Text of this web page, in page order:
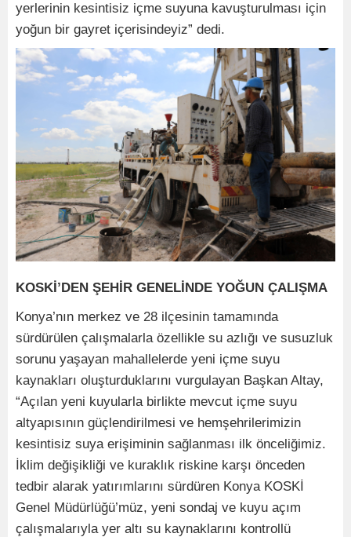
yerlerinin kesintisiz içme suyuna kavuşturulması için
yoğun bir gayret içerisindeyiz” dedi.
KOSKİ’DEN ŞEHİR GENELİNDE YOĞUN ÇALIŞMA
Konya’nın merkez ve 28 ilçesinin tamamında
sürdürülen çalışmalarla özellikle su azlığı ve susuzluk
sorunu yaşayan mahallelerde yeni içme suyu
kaynakları oluşturduklarını vurgulayan Başkan Altay,
“Açılan yeni kuyularla birlikte mevcut içme suyu
altyapısının güçlendirilmesi ve hemşehrilerimizin
kesintisiz suya erişiminin sağlanması ilk önceliğimiz.
İklim değişikliği ve kuraklık riskine karşı önceden
tedbir alarak yatırımlarını sürdüren Konya KOSKİ
Genel Müdürlüğü’müz, yeni sondaj ve kuyu açım
çalışmalarıyla yer altı su kaynaklarını kontrollü